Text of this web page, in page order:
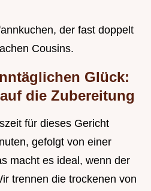
der fast doppelt
Cousins.
Glück:
die Zubereitung
für dieses Gericht
gefolgt von einer
macht es ideal, wenn der
trennen die trockenen von